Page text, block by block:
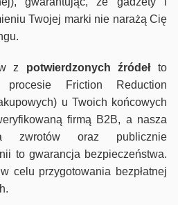
Twojej marki nie narażą Cię
z potwierdzonych źródełto
Friction Reduction
u Twoich końcowych
firmą B2B, a nasza
zwrotów oraz publicznie
to gwarancja bezpieczeństwa.
w celu przygotowania bezpłatnej